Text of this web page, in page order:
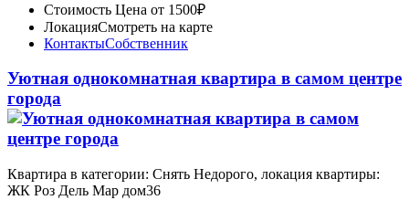
Стоимость Цена от 1500₽
ЛокацияСмотреть на карте
КонтактыСобственник
Уютная однокомнатная квартира в самом центре
города
Квартира в категории: Снять Недорого, локация квартиры:
ЖК ⁠Роз Дель Мар дом36